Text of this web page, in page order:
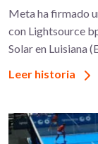
Meta ha firmado
con Lightsource
Solar en Luisiana
Leer historia